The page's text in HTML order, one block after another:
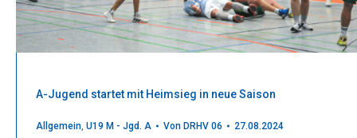
A-Jugend startet mit Heimsieg in neue Saison
Allgemein, U19 M - Jgd. A Von DRHV 06 27.08.2024